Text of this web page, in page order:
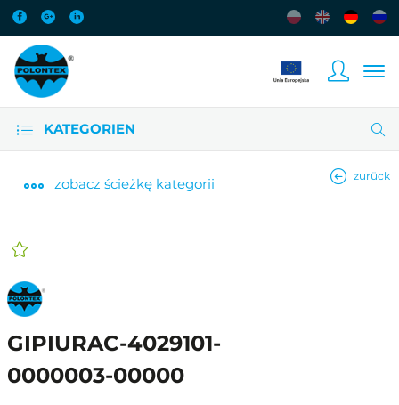
KATEGORIEN
zobacz ścieżkę kategorii zurück
GIPIURAC-4029101-
0000003-00000